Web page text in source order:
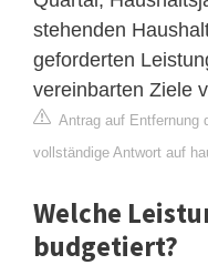
stehenden
geforderten
vereinbarten Ziele
Antrag auf Entfernung
vollständige Antwort auf
Welche
budgetiert?